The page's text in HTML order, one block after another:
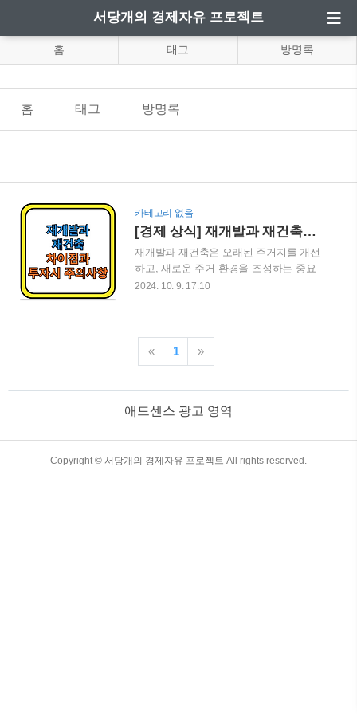
서당개의 경제자유 프로젝트
홈 태그 방명록
홈 태그 방명록
카테고리 없음
[경제 상식] 재개발과 재건축의 차이점과 투자 시 주의사항
재개발과 재건축은 오래된 주거지를 개선
하고, 새로운 주거 환경을 조성하는 중요
한 도시 개발 방법입니다. 하지만 두 개념
펴보고, 각 프로젝트에 대한 이해를 높여
보겠습니다. 목차 재개발과 재건축의 차
하는 사업입니다. 주로 오래된 주거지나
하수도 등의 기반 시설을 포함해 지역 전
체를 개선하는 것이 목적입니다. 재개발은
2024. 10. 9. 17:10
« 1 »
애드센스 광고 영역
Copyright © 서당개의 경제자유 프로젝트 All rights reserved.
TistoryWhaleSkin3.4